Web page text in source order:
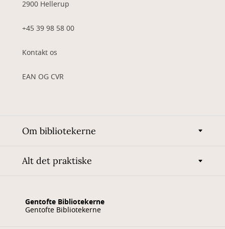
2900 Hellerup
+45 39 98 58 00
Kontakt os
EAN OG CVR
Om bibliotekerne
Alt det praktiske
Gentofte Bibliotekerne
Gentofte Bibliotekerne